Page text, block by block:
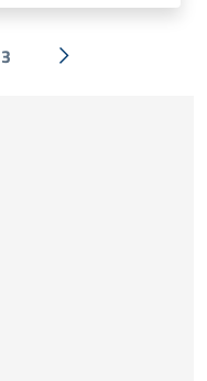
3 Successiva »